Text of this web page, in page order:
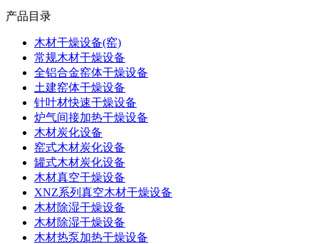
产品目录
木材干燥设备(窑)
常规木材干燥设备
全铝合金窑体干燥设备
土建窑体干燥设备
针叶材快速干燥设备
炉气间接加热干燥设备
木材炭化设备
窑式木材炭化设备
罐式木材炭化设备
木材真空干燥设备
XNZ系列真空木材干燥设备
木材除湿干燥设备
木材除湿干燥设备
木材热泵加热干燥设备